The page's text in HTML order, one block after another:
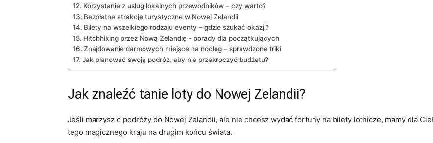
Korzystanie⁢ z usług lokalnych przewodników – czy warto?
Bezpłatne atrakcje turystyczne w Nowej Zelandii
Bilety na wszelkiego rodzaju eventy – gdzie‍ szukać okazji?
Hitchhiking przez‌ Nową Zelandię -‍ porady dla początkujących
Znajdowanie darmowych⁣ miejsce na⁣ nocleg – sprawdzone triki
Jak planować ⁤swoją podróż, aby nie przekroczyć budżetu?
Jak znaleźć tanie ⁣loty do Nowej Zelandii?
Jeśli ​marzysz o podróży do Nowej Zelandii, ale nie chcesz wydać fortuny na‍ bilety lotnicze, mamy dla
tego magicznego kraju na drugim końcu świata.